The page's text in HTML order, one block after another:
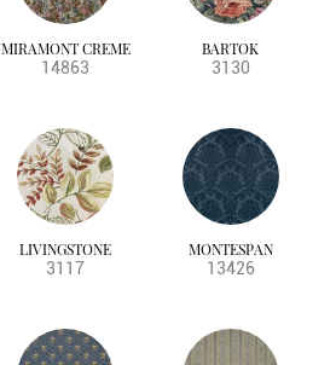
MIRAMONT CREME
14863
BARTOK
3130
LIVINGSTONE
3117
MONTESPAN
13426